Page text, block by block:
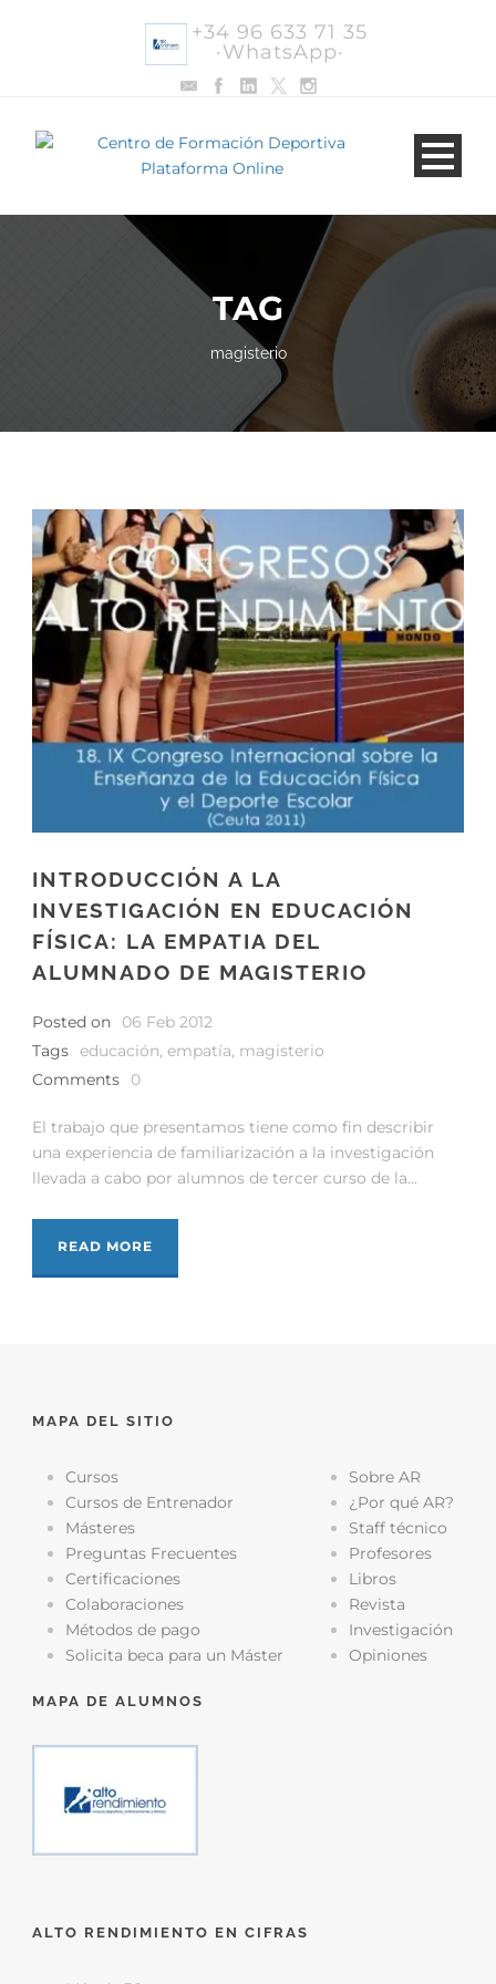
+34 96 633 71 35
·WhatsApp·
TAG
magisterio
INTRODUCCIÓN A LA
INVESTIGACIÓN EN EDUCACIÓN
FÍSICA: LA EMPATIA DEL
ALUMNADO DE MAGISTERIO
Posted on
06 Feb 2012
Tags educación, empatía, magisterio
Comments
0
El trabajo que presentamos tiene como fin describir
una experiencia de familiarización a la investigación
llevada a cabo por alumnos de tercer curso de la...
READ MORE
MAPA DEL SITIO
Cursos
Cursos de Entrenador
Másteres
Preguntas Frecuentes
Certificaciones
Colaboraciones
Métodos de pago
Solicita beca para un Máster
Sobre AR
¿Por qué AR?
Staff técnico
Profesores
Libros
Revista
Investigación
Opiniones
MAPA DE ALUMNOS
ALTO RENDIMIENTO EN CIFRAS